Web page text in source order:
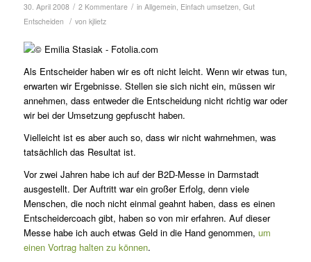
30. April 2008 / 2 Kommentare / in Allgemein, Einfach umsetzen, Gut
Entscheiden / von kjlietz
Als Entscheider haben wir es oft nicht leicht. Wenn wir etwas tun,
erwarten wir Ergebnisse. Stellen sie sich nicht ein, müssen wir
annehmen, dass entweder die Entscheidung nicht richtig war oder
wir bei der Umsetzung gepfuscht haben.
Vielleicht ist es aber auch so, dass wir nicht wahrnehmen, was
tatsächlich das Resultat ist.
Vor zwei Jahren habe ich auf der B2D-Messe in Darmstadt
ausgestellt. Der Auftritt war ein großer Erfolg, denn viele
Menschen, die noch nicht einmal geahnt haben, dass es einen
Entscheidercoach gibt, haben so von mir erfahren. Auf dieser
Messe habe ich auch etwas Geld in die Hand genommen, um
einen Vortrag halten zu können.